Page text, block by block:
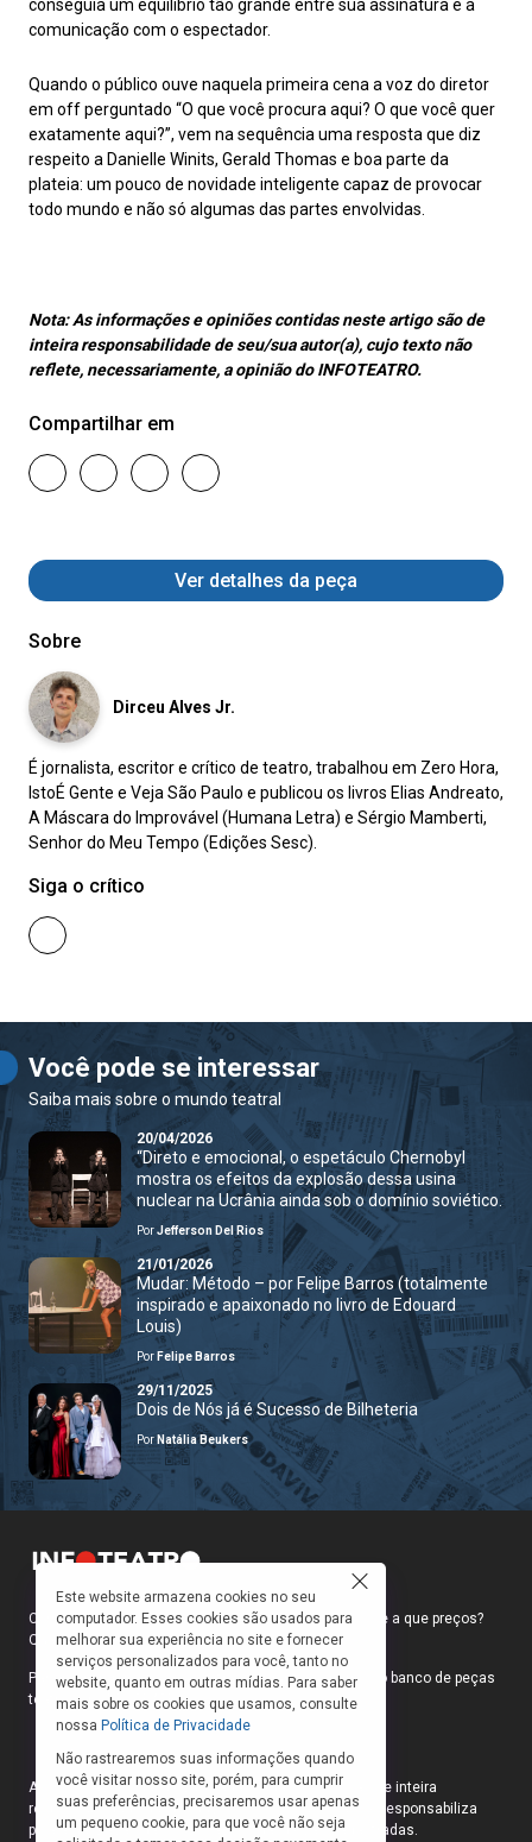
conseguia um equilíbrio tão grande entre sua assinatura e a
comunicação com o espectador.
Quando o público ouve naquela primeira cena a voz do diretor
em off perguntado “O que você procura aqui? O que você quer
exatamente aqui?”, vem na sequência uma resposta que diz
respeito a Danielle Winits, Gerald Thomas e boa parte da
plateia: um pouco de novidade inteligente capaz de provocar
todo mundo e não só algumas das partes envolvidas.
Nota:As informações e opiniões contidas neste artigo são de
inteira responsabilidade de seu/sua autor(a), cujo texto não
reflete, necessariamente, a opinião do INFOTEATRO.
Compartilhar em
Ver detalhes da peça
Sobre
Dirceu Alves Jr.
É jornalista, escritor e crítico de teatro, trabalhou em Zero Hora,
IstoÉ Gente e Veja São Paulo e publicou os livros Elias Andreato,
A Máscara do Improvável (Humana Letra) e Sérgio Mamberti,
Senhor do Meu Tempo (Edições Sesc).
Siga o crítico
Você pode se interessar
Saiba mais sobre o mundo teatral
20/04/2026
“Direto e emocional, o espetáculo Chernobyl
mostra os efeitos da explosão dessa usina
nuclear na Ucrânia ainda sob o domínio soviético.
PorJefferson Del Rios
21/01/2026
Mudar: Método – por Felipe Barros (totalmente
inspirado e apaixonado no livro de Edouard
Louis)
Por Felipe Barros
29/11/2025
Dois de Nós já é Sucesso de Bilheteria
Por Natália Beukers
Como faço para ir ao teatro? Onde compro ingressos e a que preços?
Quais peças estão em cartaz?
Para responder a essas e outras perguntas, criamos o banco de peças
teatrais do INFOTEATRO.
As informações das peças cadastradas no site são de inteira
responsabilidade das produções. O Infoteatro não se responsabiliza
pela atualização das informações das peças cadastradas.
Este website armazena cookies no seu
computador. Esses cookies são usados para
melhorar sua experiência no site e fornecer
serviços personalizados para você, tanto no
website, quanto em outras mídias. Para saber
mais sobre os cookies que usamos, consulte
nossa Política de Privacidade
Não rastrearemos suas informações quando
você visitar nosso site, porém, para cumprir
suas preferências, precisaremos usar apenas
um pequeno cookie, para que você não seja